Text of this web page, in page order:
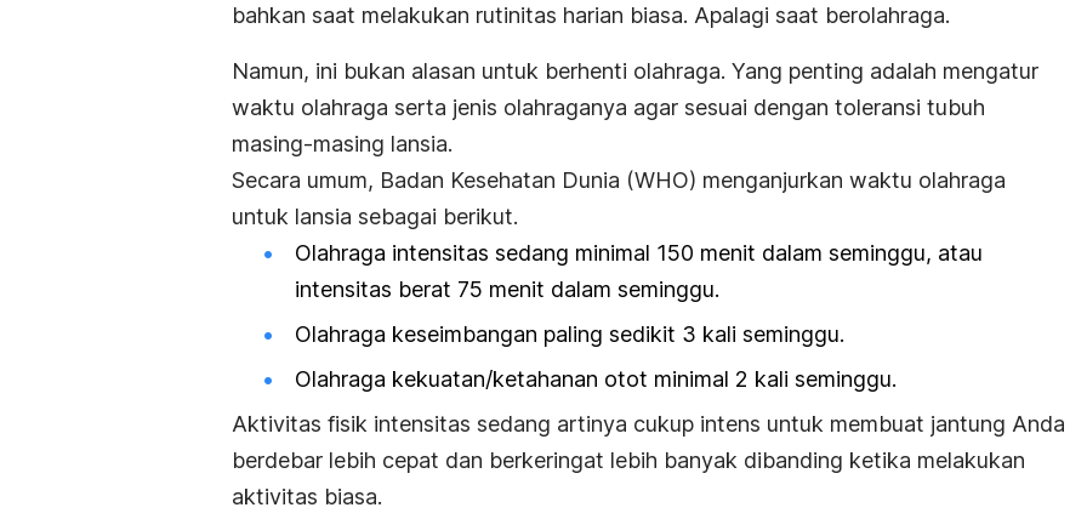
bahkan saat melakukan rutinitas harian biasa. Apalagi saat berolahraga.
Namun, ini bukan alasan untuk berhenti olahraga. Yang penting adalah mengatur
waktu olahraga serta jenis olahraganya agar sesuai dengan toleransi tubuh
masing-masing lansia.
Secara umum, Badan Kesehatan Dunia (WHO) menganjurkan waktu olahraga
untuk lansia sebagai berikut.
Olahraga intensitas sedang minimal 150 menit dalam seminggu, atau
intensitas berat 75 menit dalam seminggu.
Olahraga keseimbangan paling sedikit 3 kali seminggu.
Olahraga kekuatan/ketahanan otot minimal 2 kali seminggu.
Aktivitas fisik intensitas sedang artinya cukup intens untuk membuat jantung Anda
berdebar lebih cepat dan berkeringat lebih banyak dibanding ketika melakukan
aktivitas biasa.